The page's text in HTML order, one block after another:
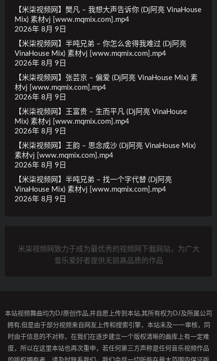
【米柒视频网】樊凡 – 我想大声告诉你 (Dj阿亮 VinaHouse
Mix) 素材vj [www.mqmix.com].mp4
2026年 8月 9日
【米柒视频网】半吨兄弟 – 你怎么舍得我难过 (Dj阿亮
VinaHouse Mix) 素材vj [www.mqmix.com].mp4
2026年 8月 9日
【米柒视频网】张芸京 – 偏爱 (Dj阿亮 VinaHouse Mix) 素
材vj [www.mqmix.com].mp4
2026年 8月 9日
【米柒视频网】王富贵 – 生而平凡 (Dj阿亮 VinaHouse
Mix) 素材vj [www.mqmix.com].mp4
2026年 8月 9日
【米柒视频网】王韵 – 思念成沙 (Dj阿亮 VinaHouse Mix)
素材vj [www.mqmix.com].mp4
2026年 8月 9日
【米柒视频网】半吨兄弟 – 找一个字代替 (Dj阿亮
VinaHouse Mix) 素材vj [www.mqmix.com].mp4
2026年 8月 9日
米柒视频网致力于成为最优秀的视频网下载网站，为广大
音乐爱好者提供无损高品质的作品
本站视频舞曲均为DJ原创作品,并自愿上传到本站,其所有权为DJ及所属公司
拥有,但是由于部分视频来自网友上传和搜索引擎，本站未及一一审核，同
时由于信息的不对称，在我们在逐步建立一个版权清晰的曲库上有一定难
度，所以在这里本站也再次重申，若任何第三方声称是任何音乐视频作品